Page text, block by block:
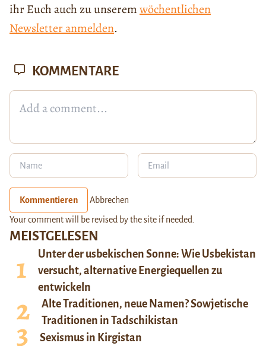
ihr Euch auch zu unseremwöchentlichen
Newsletter anmelden.
MEISTGELESEN
Unter der usbekischen Sonne: Wie Usbekistan
versucht, alternative Energiequellen zu
entwickeln
Alte Traditionen, neue Namen? Sowjetische
Traditionen in Tadschikistan
Sexismus in Kirgistan
KOMMENTARE
Kommentieren Abbrechen
Your comment will be revised by the site if needed.